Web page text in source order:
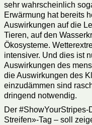
sehr wahrscheinlich
Erwärmung hat bereits
Auswirkungen auf die
Tieren, auf den
Ökosysteme.
intensiver. Und dies ist
Auswirkungen des
die Auswirkungen des
einzudämmen sind
dringend notwendig.
Der
Streifen»-Tag – soll